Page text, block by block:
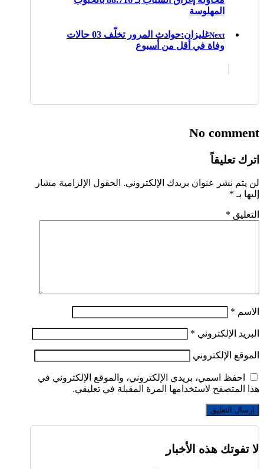
المهلوسة
Next
غليزان:حوادث المرور تخلّف 03 حالات
وفاة في أقل من أسبوع
No comment
اترك تعليقاً
لن يتم نشر عنوان بريدك الإلكتروني. الحقول الإلزامية مشار
إليها بـ *
التعليق *
الاسم *
البريد الإلكتروني *
الموقع الإلكتروني
احفظ اسمي، بريدي الإلكتروني، والموقع الإلكتروني في
هذا المتصفح لاستخدامها المرة المقبلة في تعليقي.
لا تفوتك هذه الأخبار